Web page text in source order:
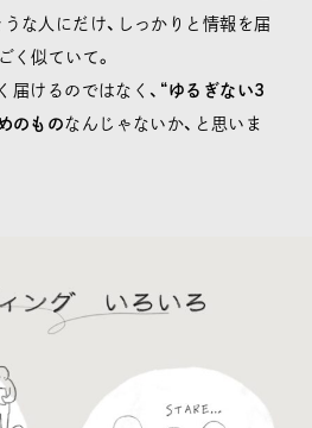
な人にだけ、しっかりと情報を届
く似ていて。
けるのではなく、 “ゆるぎない3
のもの なんじゃないか、と思いま